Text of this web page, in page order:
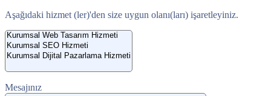
Aşağıdaki hizmet (ler)'den size uygun olanı(ları) işaretleyiniz.
Mesajınız